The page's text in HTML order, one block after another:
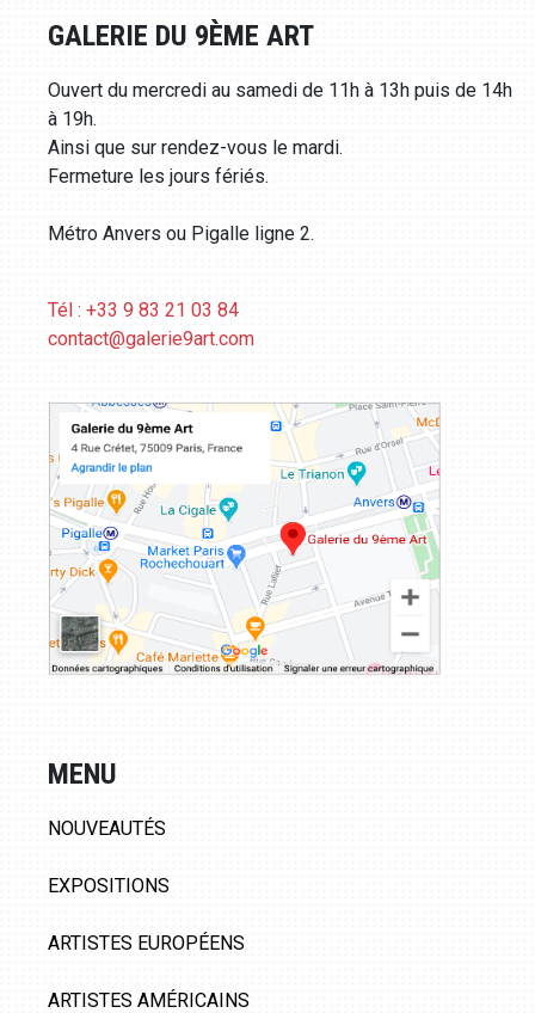
GALERIE DU 9ÈME ART
Ouvert du mercredi au samedi de 11h à 13h puis de 14h
à 19h.
Ainsi que sur rendez-vous le mardi.
Fermeture les jours fériés.
Métro Anvers ou Pigalle ligne 2.
Tél : +33 9 83 21 03 84
contact@galerie9art.com
MENU
NOUVEAUTÉS
EXPOSITIONS
ARTISTES EUROPÉENS
ARTISTES AMÉRICAINS